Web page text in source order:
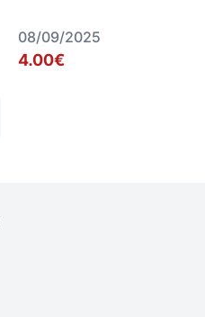
08/09/2025
4.00€